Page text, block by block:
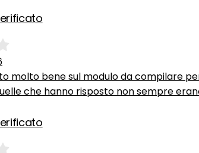
molto bene sul modulo da compilare
che hanno risposto non sempre